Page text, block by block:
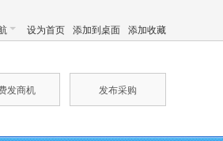
设为首页 添加到桌面 添加收藏
发商机 发布采购